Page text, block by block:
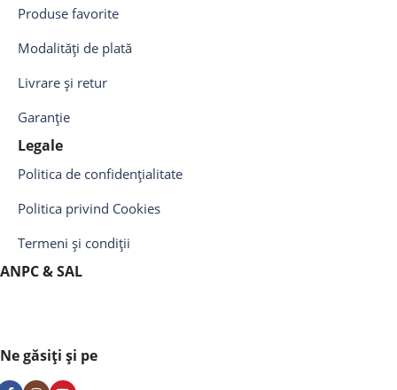
Produse favorite
Modalități de plată
Livrare și retur
Garanție
Legale
Politica de confidențialitate
Politica privind Cookies
Termeni și condiții
ANPC & SAL
Ne găsiți și pe